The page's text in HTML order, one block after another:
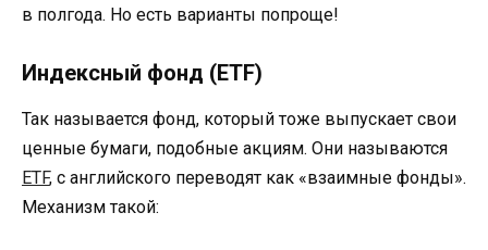
в полгода. Но есть варианты попроще!
Индексный фонд (ETF)
Так называется фонд, который тоже выпускает свои
ценные бумаги, подобные акциям. Они называются
ETF, с английского переводят как «взаимные фонды».
Механизм такой: